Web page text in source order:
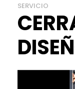
SERVICIO